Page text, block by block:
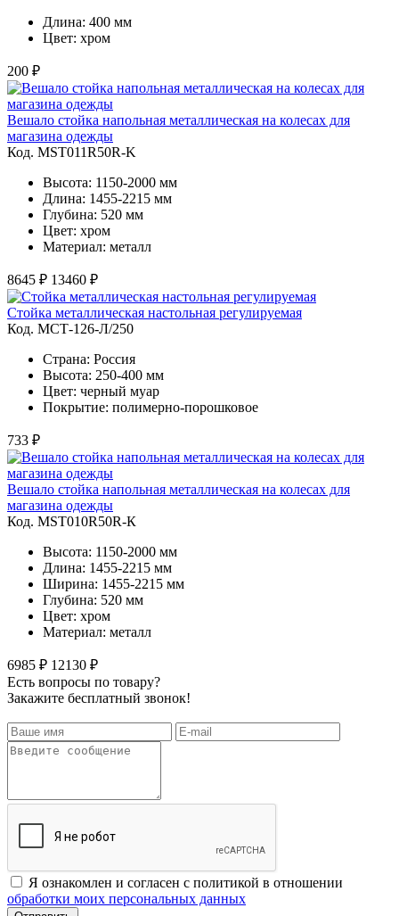
Длина: 400 мм
Цвет: хром
200 ₽
Вешало стойка напольная металлическая на колесах для
магазина одежды
Код. MST011R50R-K
Высота: 1150-2000 мм
Длина: 1455-2215 мм
Глубина: 520 мм
Цвет: хром
Материал: металл
8645 ₽ 13460 ₽
Стойка металлическая настольная регулируемая
Код. MСТ-126-Л/250
Страна: Россия
Высота: 250-400 мм
Цвет: черный муар
Покрытие: полимерно-порошковое
733 ₽
Вешало стойка напольная металлическая на колесах для
магазина одежды
Код. MST010R50R-К
Высота: 1150-2000 мм
Длина: 1455-2215 мм
Ширина: 1455-2215 мм
Глубина: 520 мм
Цвет: хром
Материал: металл
6985 ₽ 12130 ₽
Есть вопросы по товару?
Закажите бесплатный звонок!
Я ознакомлен и согласен с политикой в отношении
обработки моих персональных данных